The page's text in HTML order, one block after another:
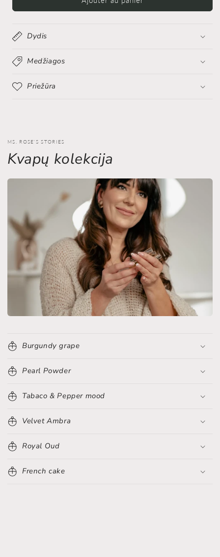
kvapas
Dydis
Medžiagos
Priežūra
MS. ROSE'S STORIES
Kvapų kolekcija
Burgundy grape
Pearl Powder
Tabaco & Pepper mood
Velvet Ambra
Royal Oud
French cake